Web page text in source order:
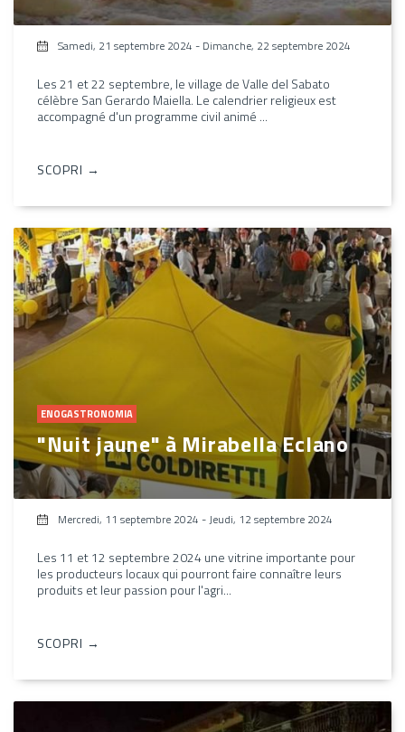
Samedi, 21 septembre 2024 - Dimanche, 22 septembre 2024
Les 21 et 22 septembre, le village de Valle del Sabato
célèbre San Gerardo Maiella. Le calendrier religieux est
accompagné d'un programme civil animé ...
SCOPRI →
ENOGASTRONOMIA
"Nuit jaune" à Mirabella Eclano
Mercredi, 11 septembre 2024 -Jeudi, 12 septembre 2024
Les 11 et 12 septembre 2024 une vitrine importante pour
les producteurs locaux qui pourront faire connaître leurs
produits et leur passion pour l'agri...
SCOPRI →